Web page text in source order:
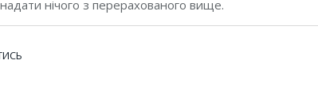
нічого з перерахованого вище.